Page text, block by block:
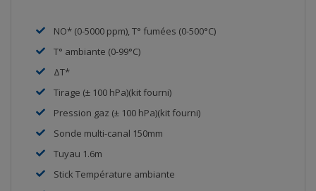
NO* (0-5000 ppm), T° fumées (0-500°C)
T° ambiante (0-99°C)
ΔT*
Tirage (± 100 hPa)(kit fourni)
Pression gaz (± 100 hPa)(kit fourni)
Sonde multi-canal 150mm
Tuyau 1.6m
Stick Température ambiante